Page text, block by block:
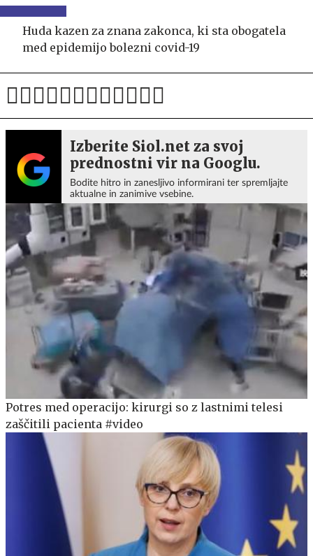
Huda kazen za znana zakonca, ki sta obogatela
med epidemijo bolezni covid-19
Izberite Siol.net za svoj
prednostni vir na Googlu.
Bodite hitro in zanesljivo informirani ter spremljajte
aktualne in zanimive vsebine.
Potres med operacijo: kirurgi so z lastnimi telesi
zaščitili pacienta #video